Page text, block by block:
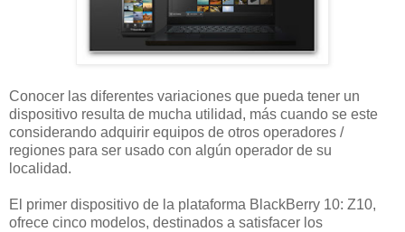
Conocer las diferentes variaciones que pueda tener un
dispositivo resulta de mucha utilidad, más cuando se este
considerando adquirir equipos de otros operadores /
regiones para ser usado con algún operador de su
localidad.
El primer dispositivo de la plataforma BlackBerry 10: Z10,
ofrece cinco modelos, destinados a satisfacer los